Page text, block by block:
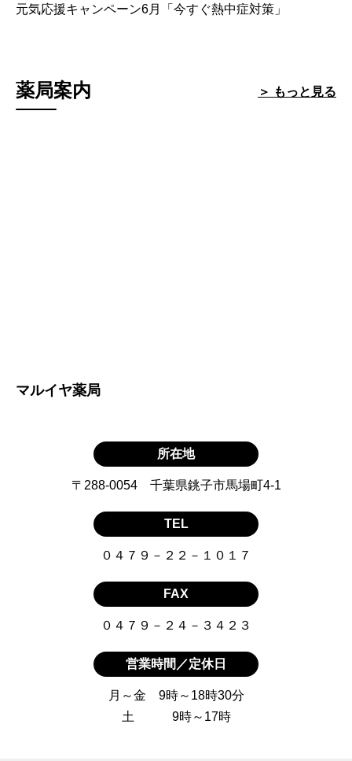
元気応援キャンペーン6月「今すぐ熱中症対策」
薬局案内
マルイヤ薬局
所在地
〒288-0054 千葉県銚子市馬場町4-1
TEL
０４７９－２２－１０１７
FAX
０４７９－２４－３４２３
営業時間／定休日
月～金 9時～18時30分
土 9時～17時
＞ もっと見る